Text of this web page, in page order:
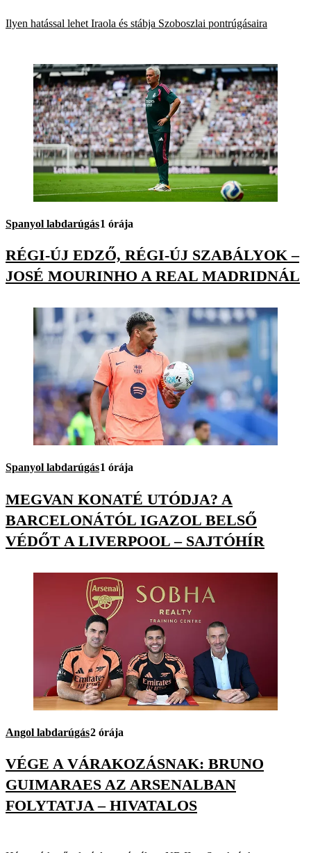
Ilyen hatással lehet Iraola és stábja Szoboszlai pontrúgásaira
Spanyol labdarúgás1 órája
RÉGI-ÚJ EDZŐ, RÉGI-ÚJ SZABÁLYOK –
JOSÉ MOURINHO A REAL MADRIDNÁL
Spanyol labdarúgás1 órája
MEGVAN KONATÉ UTÓDJA? A
BARCELONÁTÓL IGAZOL BELSŐ
VÉDŐT A LIVERPOOL – SAJTÓHÍR
Angol labdarúgás2 órája
VÉGE A VÁRAKOZÁSNAK: BRUNO
GUIMARAES AZ ARSENALBAN
FOLYTATJA – HIVATALOS